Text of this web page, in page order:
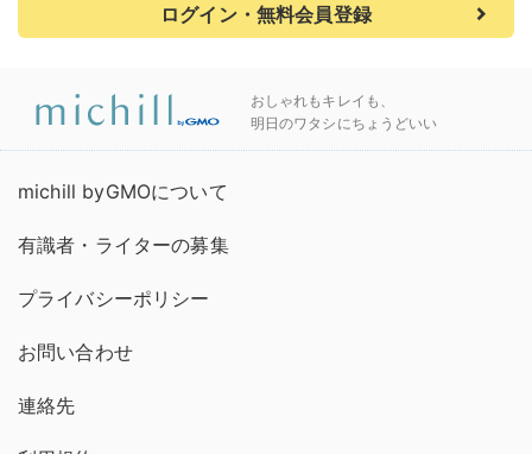
ログイン・無料会員登録
おしゃれもキレイも、
明日のワタシにちょうどいい
michill byGMOについて
有識者・ライターの募集
プライバシーポリシー
お問い合わせ
連絡先